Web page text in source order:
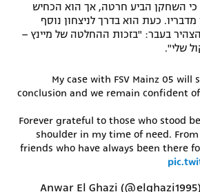
1
לבית עסק
כי השחקן הביע חרטה, אך הוא הכחיש
כעת הוא בדרך לניצחון נוסף
בעבר: "בזכות ההחלטה של מיינץ –
שלי".
My case with FSV Mainz 05 will
conclusion and we remain confident
Forever grateful to those who stood
shoulder in my time of need.
friends who have always been there